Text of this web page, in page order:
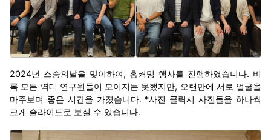
2024년 스승의날을 맞이하여, 홈커밍 행사를 진행하였습니다. 비
록 모든 역대 연구원들이 모이지는 못했지만, 오랜만에 서로 얼굴을
마주보며 좋은 시간을 가졌습니다. *사진 클릭시 사진들을 하나씩
크게 슬라이드로 보실 수 있습니다.